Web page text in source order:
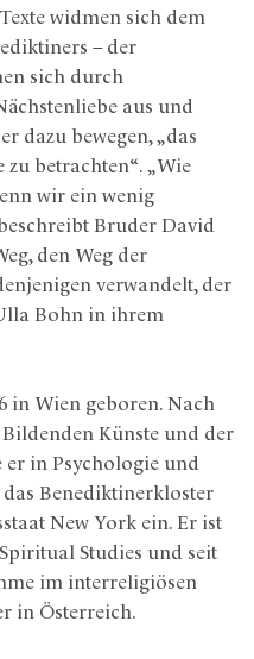
widmen sich dem
– der
sich durch
aus und
dazu bewegen, „das
zu betrachten“. „Wie
wir ein wenig
Bruder David
den Weg der
verwandelt, der
Bohn in ihrem
in Wien geboren. Nach
Künste und der
in Psychologie und
Benediktinerkloster
New York ein. Er ist
Studies und seit
im interreligiösen
in Österreich.